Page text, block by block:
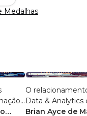
Medalhas
O
Data & Analytics
Com 50
Brian Ayce de